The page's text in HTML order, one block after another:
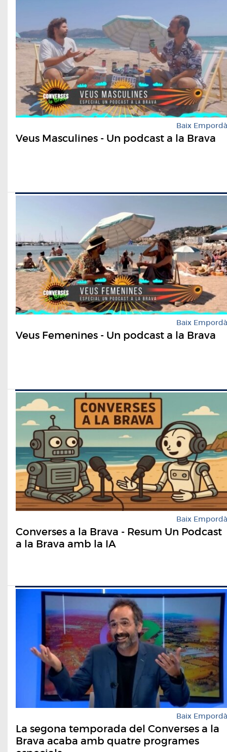
Baix Empordà
Veus Masculines - Un podcast a la Brava
Baix Empordà
Veus Femenines - Un podcast a la Brava
Baix Empordà
Converses a la Brava - Resum Un Podcast
a la Brava amb la IA
Baix Empordà
La segona temporada del Converses a la
Brava acaba amb quatre programes